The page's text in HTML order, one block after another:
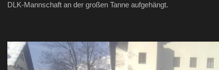
DLK-Mannschaft an der großen Tanne aufgehängt.